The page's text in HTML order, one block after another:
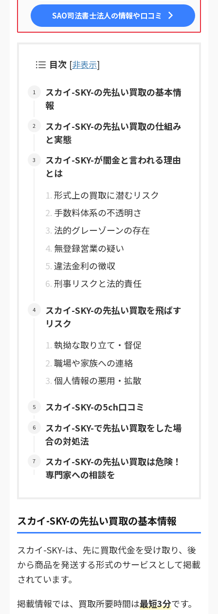
SAO司法書士法人の情報や口コミ
目次 [非表示]
スカイ-SKY-の先払い買取の基本情
報
スカイ-SKY-の先払い買取の仕組み
と実態
スカイ-SKY-が闇金と言われる理由
とは
形式上の買取に潜むリスク
手数料体系の不透明さ
法的グレーゾーンの存在
無登録営業の疑い
違法金利の徴収
刑事リスクと法的責任
スカイ-SKY-の先払い買取を飛ばす
リスク
執拗な取り立て・督促
職場や家族への連絡
個人情報の悪用・拡散
スカイ-SKY-の5ch口コミ
スカイ-SKY-で先払い買取をした場
合の対処法
スカイ-SKY-の先払い買取は危険！
専門家への相談を
スカイ-SKY-の先払い買取の基本情報
スカイ-SKY-は、先に買取代金を受け取り、後
から商品を発送する形式のサービスとして掲載
されています。
掲載情報では、買取所要時間は最短3分です。